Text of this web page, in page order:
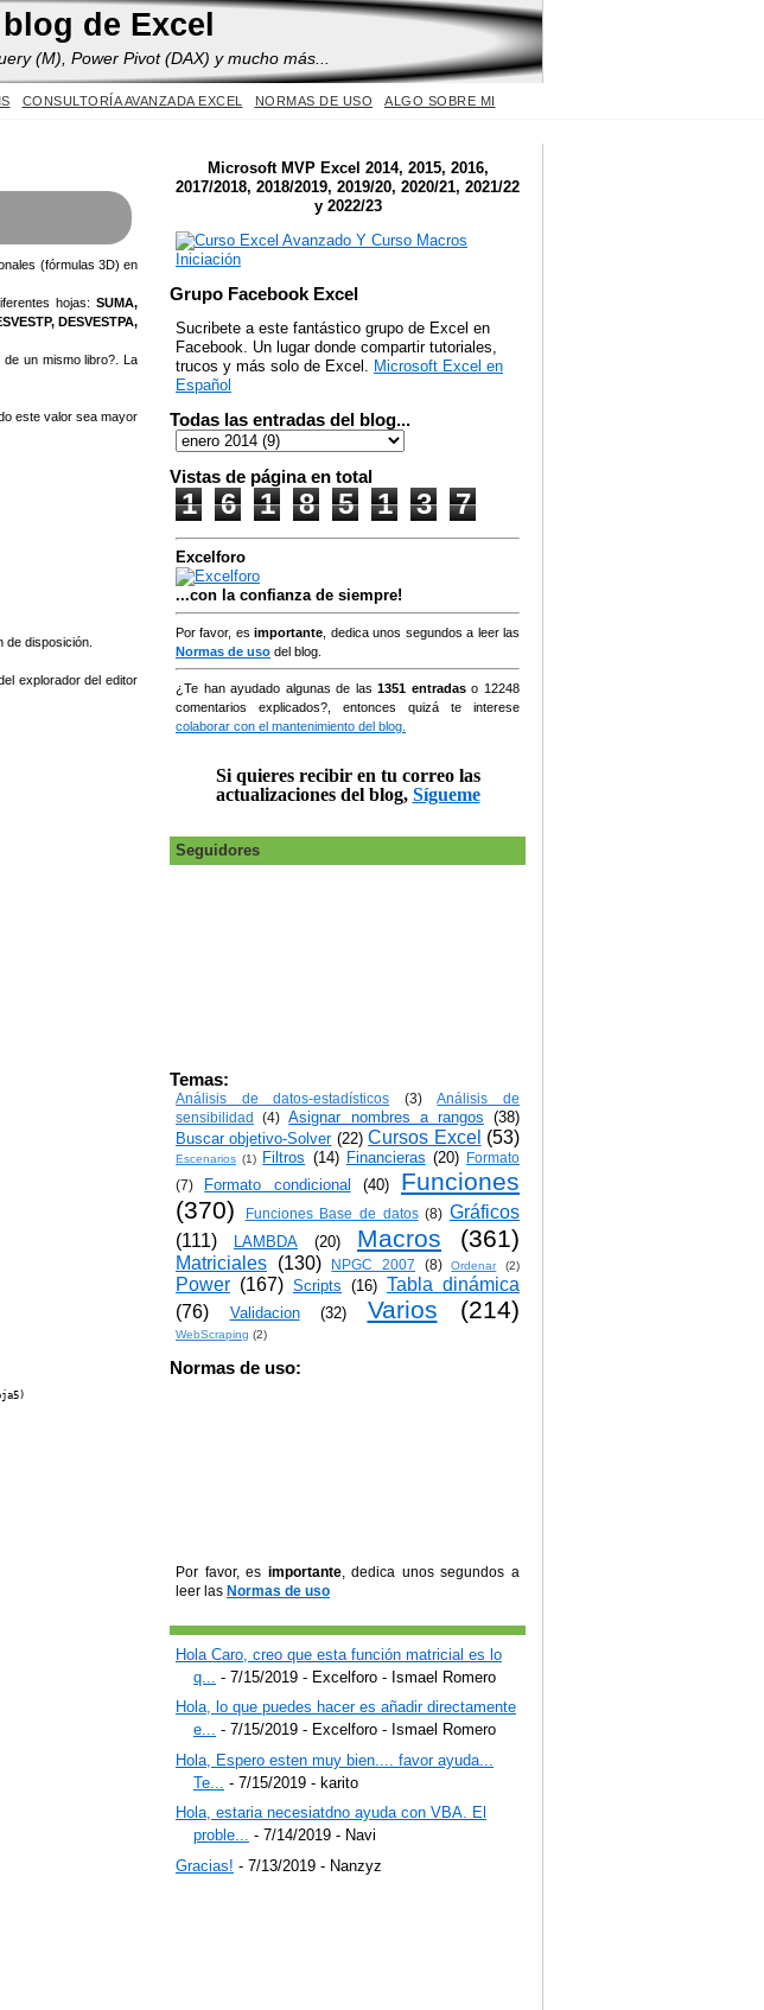
de Excel
(M), Power Pivot (DAX) y mucho más...
CONSULTORÍA AVANZADA EXCEL NORMAS DE USO ALGO SOBRE MI
(fórmulas 3D) en
hojas: SUMA,
DESVESTPA,
un mismo libro?. La
este valor sea mayor
de disposición.
explorador del editor
Microsoft MVP Excel 2014, 2015, 2016,
2017/2018, 2018/2019, 2019/20, 2020/21, 2021/22
y 2022/23
Grupo Facebook Excel
Sucribete a este fantástico grupo de Excel en
Facebook. Un lugar donde compartir tutoriales,
trucos y más solo de Excel. Microsoft Excel en
Español
Todas las entradas del blog...
Vistas de página en total
1 6 1 8 5 1 3 7
Excelforo
...con la confianza de siempre!
Por favor, esimportante , dedica unos segundos a leer las
Normas de uso del blog.
¿Te han ayudado algunas de las1351 entradaso 12248
comentarios explicados?, entonces quizá te interese
colaborar con el mantenimiento del blog.
Si quieres recibir en tu correo las
actualizaciones del blog, Sígueme
Seguidores
Temas:
Análisis de datos-estadísticos (3)
Análisis de
sensibilidad
(4) Asignar nombres a rangos
(38)
Buscar objetivo-Solver (22) Cursos Excel (53)
Escenarios (1) Filtros (14) Financieras (20)
Formato
(7)
Formato condicional (40)
Funciones
(370)
Funciones Base de datos (8) Gráficos
(111)
LAMBDA (20) Macros (361)
Matriciales (130) NPGC 2007 (8) Ordenar (2)
Power (167) Scripts (16) Tabla dinámica
(76)
Validacion (32) Varios (214)
WebScraping (2)
Normas de uso:
Por favor, es importante, dedica unos segundos a
leer las Normas de uso
Hola Caro, creo que esta función matricial es lo
q...
- 7/15/2019 - Excelforo - Ismael Romero
Hola, lo que puedes hacer es añadir directamente
e... - 7/15/2019 - Excelforo - Ismael Romero
Hola, Espero esten muy bien.... favor ayuda...
Te...
- 7/15/2019 - karito
Hola, estaria necesiatdno ayuda con VBA. El
proble... - 7/14/2019 - Navi
Gracias! - 7/13/2019 - Nanzyz